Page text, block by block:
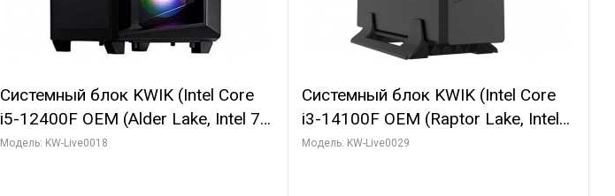
Системный блок KWIK (Intel Core
i5-12400F OEM (Alder Lake, Intel 7,
C6 0EC/6PC/T1/ 32 ГБ ОЗУ (2
Модель: KW-Live0018
Системный блок KWIK (Intel Core
i3-14100F OEM (Raptor Lake, Intel
7, C4 0EC/4PC/T/ 64 ГБ ОЗУ (2
Модель: KW-Live0029